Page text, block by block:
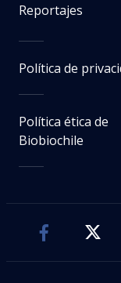
Reportajes
Política de
Política ética de
Biobiochile